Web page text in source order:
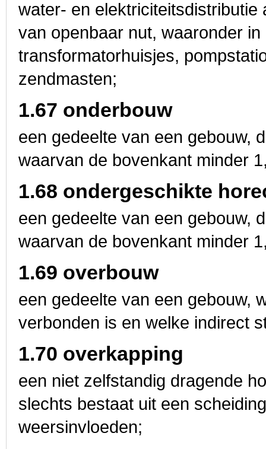
water- en
van openbaar nut, waaronder
transformatorhuisjes,
zendmasten;
1.67 onderbouw
een gedeelte van een gebouw,
waarvan de bovenkant minder
1.68 ondergeschikte
een gedeelte van een gebouw,
waarvan de bovenkant minder
1.69 overbouw
een gedeelte van een gebouw,
verbonden is en welke indirect
1.70 overkapping
een niet zelfstandig dragende
slechts bestaat uit een
weersinvloeden;